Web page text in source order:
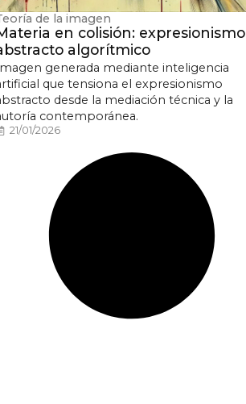
de la imagen
en colisión: expresionismo
algorítmico
generada mediante inteligencia
que tensiona el expresionismo
desde la mediación técnica y la
contemporánea.
21/01/2026